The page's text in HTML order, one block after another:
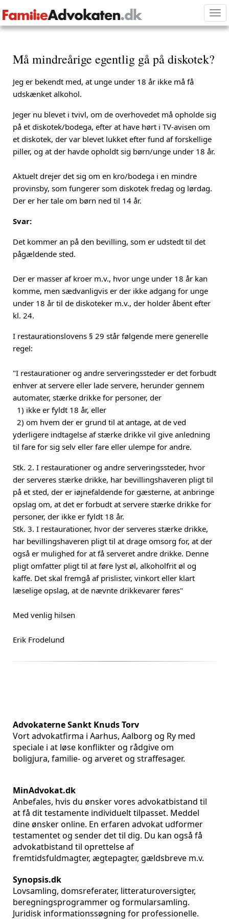
Må mindreårige egentlig gå på diskotek?
Jeg er bekendt med, at unge under 18 år ikke må få
udskænket alkohol.
Jeger nu blevet i tvivl, om de overhovedet må opholde sig
på et diskotek/bodega, efter at have hørt i TV-avisen om
et diskotek, der var blevet lukket efter fund af forskellige
piller, og at der havde opholdt sig børn/unge under 18 år.
Aktuelt drejer det sig om en kro/bodega i en mindre
provinsby, som fungerer som diskotek fredag og lørdag.
Der er her tale om børn ned til 14 år.
Svar:
Det kommer an på den bevilling, som er udstedt til det
pågældende sted.
Der er masser af kroer m.v., hvor unge under 18 år kan
komme, men sædvanligvis er der ikke adgang for unge
under 18 år til de diskoteker m.v., der holder åbent efter
kl. 24.
I restaurationslovens § 29 står følgende mere generelle
regel:
"I restaurationer og andre serveringssteder er det forbudt
enhver at servere eller lade servere, herunder gennem
automater, stærke drikke for personer, der
1) ikke er fyldt 18 år, eller
2) om hvem der er grund til at antage, at de ved
yderligere indtagelse af stærke drikke vil give anledning
til fare for sig selv eller fare eller ulempe for andre.
Stk. 2. I restaurationer og andre serveringssteder, hvor
der serveres stærke drikke, har bevillingshaveren pligt til
på et sted, der er iøjnefaldende for gæsterne, at anbringe
opslag om, at det er forbudt at servere stærke drikke for
personer, der ikke er fyldt 18 år.
Stk. 3. I restaurationer, hvor der serveres stærke drikke,
har bevillingshaveren pligt til at drage omsorg for, at der
også er mulighed for at få serveret andre drikke. Denne
pligt omfatter pligt til at føre lyst øl, alkoholfrit øl og
kaffe. Det skal fremgå af prislister, vinkort eller klart
læselige opslag, at de nævnte drikkevarer føres"
Med venlig hilsen
Erik Frodelund
Advokaterne Sankt Knuds Torv
Vort advokatfirma i Aarhus, Aalborg og Ry med
speciale i at løse konflikter og rådgive om
boligjura, familie- og arveret og straffesager.
MinAdvokat.dk
Anbefales, hvis du ønsker vores advokatbistand til
at få dit testamente individuelt tilpasset. Meddel
dine ønsker online. En erfaren advokat udformer
testamentet og sender det til dig. Du kan også få
advokatbistand til oprettelse af
fremtidsfuldmagter, ægtepagter, gældsbreve m.v.
Synopsis.dk
Lovsamling, domsreferater, litteraturoversigter,
beregningsprogrammer og formularsamling.
Juridisk informationssøgning for professionelle.